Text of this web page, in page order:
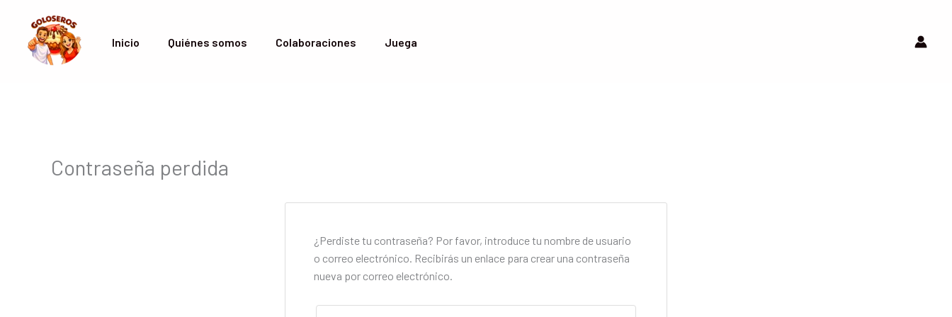
contenido
Inicio Quiénes somos Colaboraciones Juega
Contraseña perdida
¿Perdiste tu contraseña? Por favor, introduce tu nombre de usuario
o correo electrónico. Recibirás un enlace para crear una contraseña
nueva por correo electrónico.